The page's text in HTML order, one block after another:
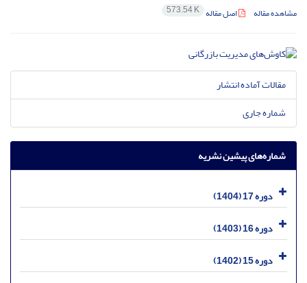
مشاهده مقاله اصل مقاله 573.54 K
مقالات آماده انتشار
شماره جاری
شماره‌های پیشین نشریه
دوره 17 (1404)
دوره 16 (1403)
دوره 15 (1402)